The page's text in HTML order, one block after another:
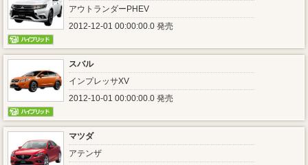
アウトランダーPHEV
2012-12-01 00:00:00.0 発売
スバル
インプレッサXV
2012-10-01 00:00:00.0 発売
マツダ
アテンザ